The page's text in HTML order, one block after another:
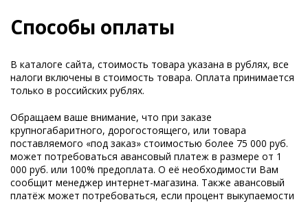
Способы оплаты
В каталоге сайта, стоимость товара указана в рублях, все
налоги включены в стоимость товара. Оплата принимается
только в российских рублях.
Обращаем ваше внимание, что при заказе
крупногабаритного, дорогостоящего, или товара
поставляемого «под заказ» стоимостью более 75 000 руб.
может потребоваться авансовый платеж в размере от 1
000 руб. или 100% предоплата. О её необходимости Вам
сообщит менеджер интернет-магазина. Также авансовый
платёж может потребоваться, если процент выкупаемости